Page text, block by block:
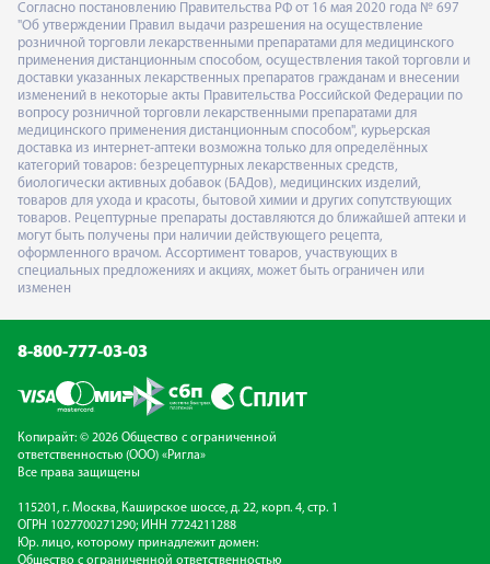
Согласно постановлению Правительства РФ от 16 мая 2020 года № 697
"Об утверждении Правил выдачи разрешения на осуществление
розничной торговли лекарственными препаратами для медицинского
применения дистанционным способом, осуществления такой торговли и
доставки указанных лекарственных препаратов гражданам и внесении
изменений в некоторые акты Правительства Российской Федерации по
вопросу розничной торговли лекарственными препаратами для
медицинского применения дистанционным способом", курьерская
доставка из интернет-аптеки возможна только для определённых
категорий товаров: безрецептурных лекарственных средств,
биологически активных добавок (БАДов), медицинских изделий,
товаров для ухода и красоты, бытовой химии и других сопутствующих
товаров. Рецептурные препараты доставляются до ближайшей аптеки и
могут быть получены при наличии действующего рецепта,
оформленного врачом. Ассортимент товаров, участвующих в
специальных предложениях и акциях, может быть ограничен или
изменен
8-800-777-03-03
Копирайт: © 2026 Общество с ограниченной
ответственностью (ООО) «Ригла»
Все права защищены
115201, г. Москва, Каширское шоссе, д. 22, корп. 4, стр. 1
ОГРН 1027700271290; ИНН 7724211288
Юр. лицо, которому принадлежит домен:
Общество с ограниченной ответственностью